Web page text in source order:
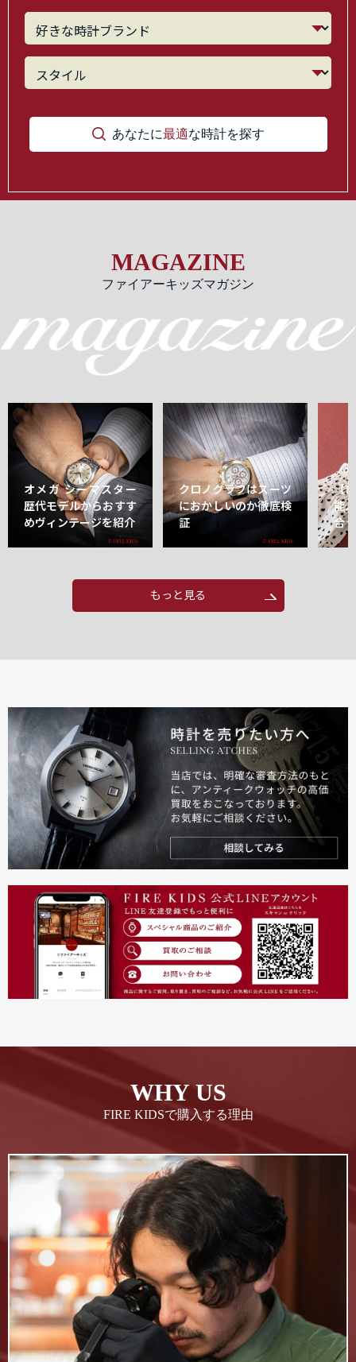
あなたに最適な時計を探す
MAGAZINE
ファイアーキッズマガジン
オメガ シーマスター
歴代モデルからおすす
めヴィンテージを紹介
クロノグラフはスーツ
におかしいのか徹底検
証
【
能
合
もっと見る
WHY US
FIRE KIDSで購入する理由